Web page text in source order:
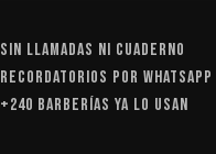
SIN LLAMADAS NI CUADERNO
RECORDATORIOS POR WHATSAPP
+240 BARBERÍAS YA LO USAN